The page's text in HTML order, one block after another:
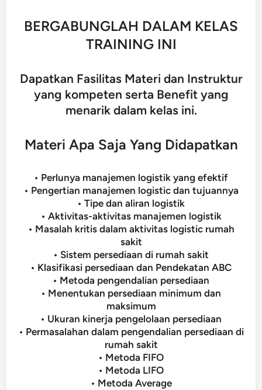
BERGABUNGLAH DALAM KELAS
TRAINING INI
Dapatkan Fasilitas Materi dan Instruktur
yang kompeten serta Benefit yang
menarik dalam kelas ini.
Materi Apa Saja Yang Didapatkan
• Perlunya manajemen logistik yang efektif
• Pengertian manajemen logistic dan tujuannya
• Tipe dan aliran logistik
• Aktivitas-aktivitas manajemen logistik
• Masalah kritis dalam aktivitas logistic rumah
sakit
• Sistem persediaan di rumah sakit
• Klasifikasi persediaan dan Pendekatan ABC
• Metoda pengendalian persediaan
• Menentukan persediaan minimum dan
maksimum
• Ukuran kinerja pengelolaan persediaan
• Permasalahan dalam pengendalian persediaan di
rumah sakit
• Metoda FIFO
• Metoda LIFO
• Metoda Average